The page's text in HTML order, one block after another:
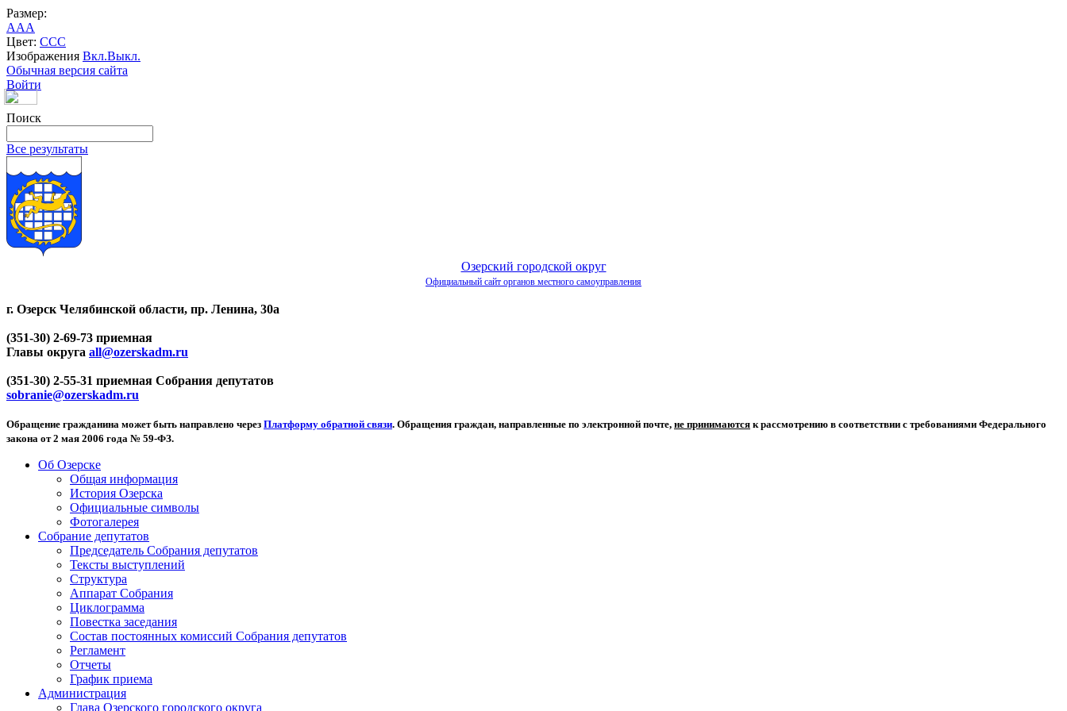
Размер:
AAA
Цвет: CCC
Изображения Вкл.Выкл.
Обычная версия сайта
Войти
Поиск
Все результаты
Озерский городской округ
Официальный сайт органов местного самоуправления
г. Озерск Челябинской области, пр. Ленина, 30а
(351-30) 2-69-73 приемная
Главы округа all@ozerskadm.ru
(351-30) 2-55-31 приемная Собрания депутатов
sobranie@ozerskadm.ru
Обращение гражданина может быть направлено через Платформу обратной связи. Обращения граждан, направленные по электронной почте, не принимаются к рассмотрению в соответствии с требованиями Федерального
закона от 2 мая 2006 года № 59-ФЗ.
Об Озерске
Общая информация
История Озерска
Официальные символы
Фотогалерея
Собрание депутатов
Председатель Собрания депутатов
Тексты выступлений
Структура
Аппарат Собрания
Циклограмма
Повестка заседания
Состав постоянных комиссий Собрания депутатов
Регламент
Отчеты
График приема
Администрация
Глава Озерского городского округа